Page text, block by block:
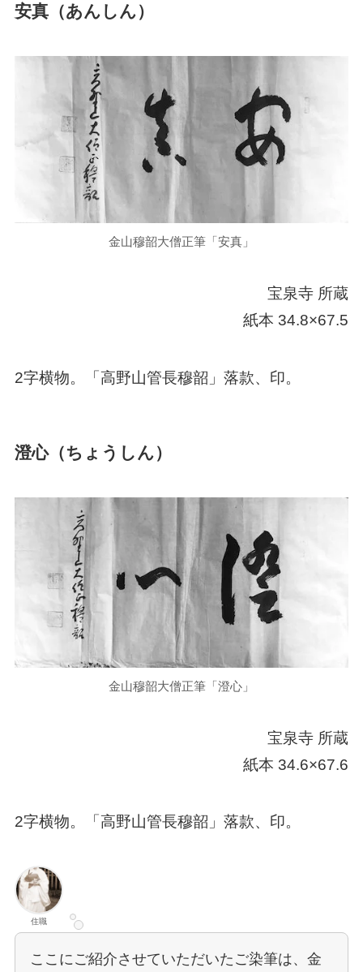
安真（あんしん）
金山穆韶大僧正筆「安真」
宝泉寺 所蔵
紙本 34.8×67.5
2字横物。「高野山管長穆韶」落款、印。
澄心（ちょうしん）
金山穆韶大僧正筆「澄心」
宝泉寺 所蔵
紙本 34.6×67.6
2字横物。「高野山管長穆韶」落款、印。
住職
ここにご紹介させていただいたご染筆は、金